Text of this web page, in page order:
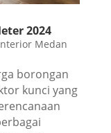
2024
Medan
a borongan
kunci yang